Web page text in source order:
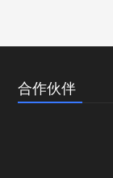
合作伙伴